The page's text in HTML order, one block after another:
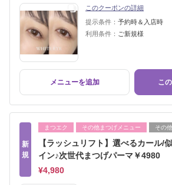
このクーポンの詳細
提示条件： 予約時＆入店時
利用条件： ご新規様
メニューを追加 こ
新
規
まつエク その他まつげメニュー その他
【ラッシュリフト】選べるカール/
イン♪次世代まつげパーマ￥4980
¥4,980